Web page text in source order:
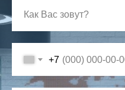
+7